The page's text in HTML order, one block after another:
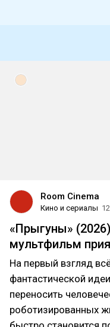
Room Cinema
Кино и сериалы
«Прыгуны»
мультфильм
На первый взгляд
фантастической
переносить
роботизированных